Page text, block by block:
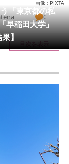
「東京都の私
早稲田大学」
果】
画像：PIXTA
0
目次を表示